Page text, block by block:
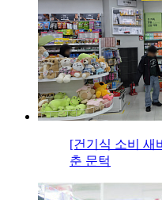
[건기식 소비 새
춘 문턱